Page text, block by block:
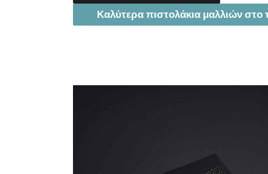
Καλύτερα πιστολάκια μαλλιών στο